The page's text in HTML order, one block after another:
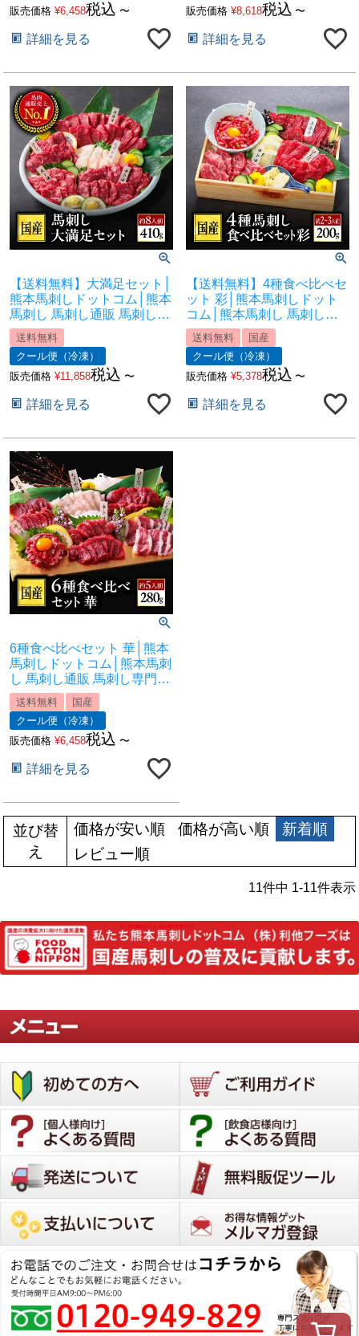
販売価格 ¥6,458税込 〜
詳細を見る
販売価格 ¥8,618税込 〜
詳細を見る
【送料無料】大満足セット│
熊本馬刺しドットコム│熊本
馬刺し 馬刺し通販 馬刺し専
門店 馬刺しお取り寄せ 利他
フーズ
送料無料
クール便（冷凍）
販売価格 ¥11,858税込 〜
詳細を見る
【送料無料】4種食べ比べセ
ット 彩│熊本馬刺しドット
コム│熊本馬刺し 馬刺し通
販 馬刺し専門店 馬刺しお取
り寄せ 利他フーズ
送料無料
国産
クール便（冷凍）
販売価格 ¥5,378税込 〜
詳細を見る
6種食べ比べセット 華│熊本
馬刺しドットコム│熊本馬刺
し 馬刺し通販 馬刺し専門店
馬刺しお取り寄せ 利他フー
ズ
送料無料
国産
クール便（冷凍）
販売価格 ¥6,458税込 〜
詳細を見る
並び替
え
価格が安い順 価格が高い順
新着順
レビュー順
11件中 1-11件表示